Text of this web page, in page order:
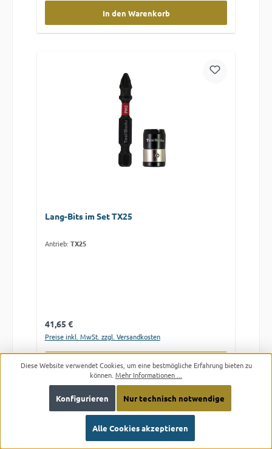
In den Warenkorb
Lang-Bits im Set TX25
Antrieb: TX25
Regulärer Preis:
41,65 €
Preise inkl. MwSt. zzgl. Versandkosten
In den Warenkorb
Diese Website verwendet Cookies, um eine bestmögliche Erfahrung bieten zu
können. Mehr Informationen ...
Nur technisch notwendige
Konfigurieren
Alle Cookies akzeptieren